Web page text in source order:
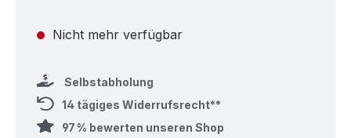
Nicht mehr verfügbar
Selbstabholung
14 tägiges Widerrufsrecht**
97 % bewerten unseren Shop